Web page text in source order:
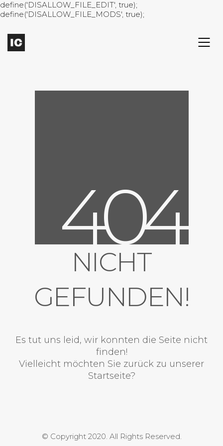
define('DISALLOW_FILE_EDIT', true);
define('DISALLOW_FILE_MODS', true);
404
NICHT
GEFUNDEN!
Es tut uns leid, wir konnten die Seite nicht
finden!
Vielleicht möchten Sie zurück zu unserer
Startseite?
© Copyright 2020. All Rights Reserved.